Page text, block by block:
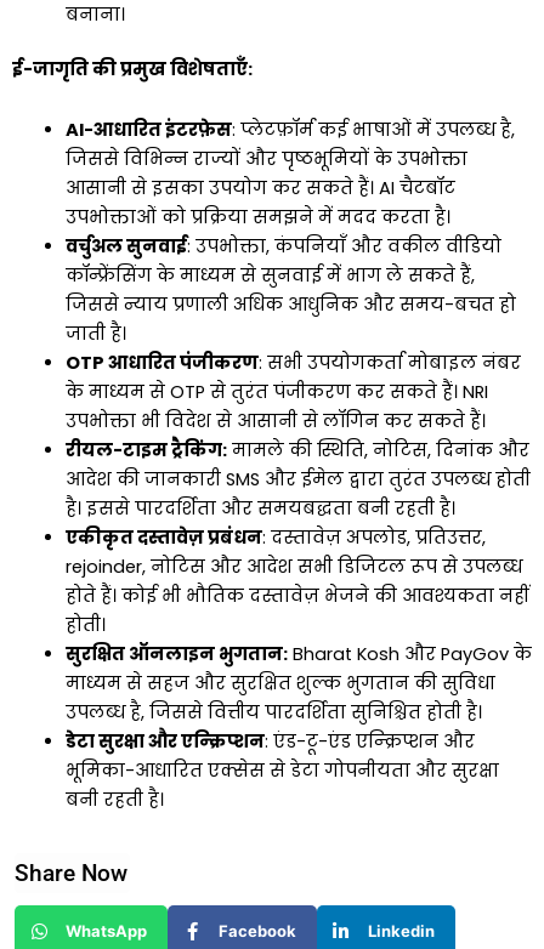
बनाना।
ई-जागृति की प्रमुख विशेषताएँ:
AI-आधारित इंटरफ़ेस: प्लेटफ़ॉर्म कई भाषाओं में उपलब्ध है,
जिससे विभिन्न राज्यों और पृष्ठभूमियों के उपभोक्ता
आसानी से इसका उपयोग कर सकते हैं। AI चैटबॉट
उपभोक्ताओं को प्रक्रिया समझने में मदद करता है।
वर्चुअल सुनवाई: उपभोक्ता, कंपनियाँ और वकील वीडियो
कॉन्फ्रेंसिंग के माध्यम से सुनवाई में भाग ले सकते हैं,
जिससे न्याय प्रणाली अधिक आधुनिक और समय-बचत हो
जाती है।
OTP आधारित पंजीकरण: सभी उपयोगकर्ता मोबाइल नंबर
के माध्यम से OTP से तुरंत पंजीकरण कर सकते हैं। NRI
उपभोक्ता भी विदेश से आसानी से लॉगिन कर सकते हैं।
रीयल-टाइम ट्रैकिंग:मामले की स्थिति, नोटिस, दिनांक और
आदेश की जानकारी SMS और ईमेल द्वारा तुरंत उपलब्ध होती
है। इससे पारदर्शिता और समयबद्धता बनी रहती है।
एकीकृत दस्तावेज़ प्रबंधन: दस्तावेज़ अपलोड, प्रतिउत्तर,
rejoinder, नोटिस और आदेश सभी डिजिटल रूप से उपलब्ध
होते हैं। कोई भी भौतिक दस्तावेज़ भेजने की आवश्यकता नहीं
होती।
सुरक्षित ऑनलाइन भुगतान:Bharat Kosh और PayGov के
माध्यम से सहज और सुरक्षित शुल्क भुगतान की सुविधा
उपलब्ध है, जिससे वित्तीय पारदर्शिता सुनिश्चित होती है।
डेटा सुरक्षा और एन्क्रिप्शन: एंड-टू-एंड एन्क्रिप्शन और
भूमिका-आधारित एक्सेस से डेटा गोपनीयता और सुरक्षा
बनी रहती है।
Share Now
WhatsApp Facebook Linkedin